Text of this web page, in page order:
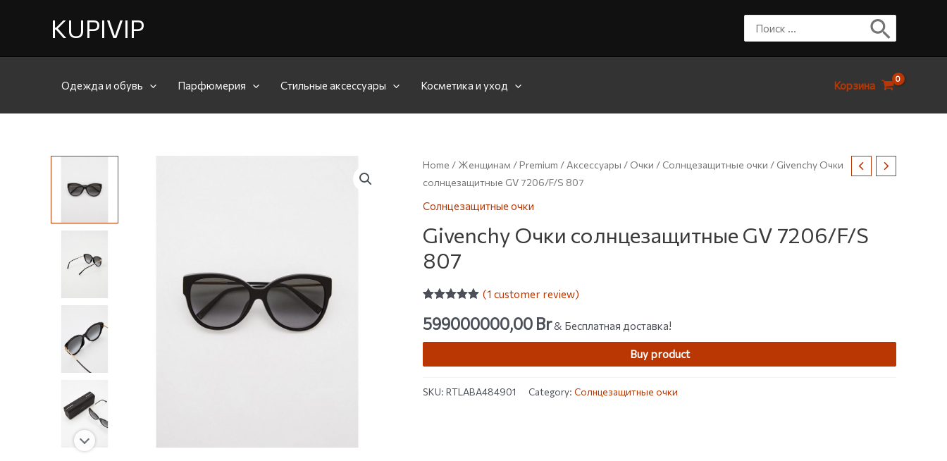
KUPIVIP
Одежда и обувь Парфюмерия Стильные аксессуары Косметика и уход Корзина
Home / Женщинам /Premium / Аксессуары / Очки / Солнцезащитные очки / Givenchy Очки
солнцезащитные GV 7206/F/S 807
Солнцезащитные очки
Givenchy Очки солнцезащитные GV 7206/F/S
807
out of 5
based on
customer
(1 customer review)
599000000,00 Br& Бесплатная доставка!
Buy product
SKU: RTLABA484901 Category: Солнцезащитные очки